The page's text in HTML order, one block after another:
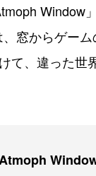
Window
窓からゲー
て、違った世